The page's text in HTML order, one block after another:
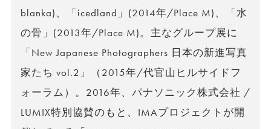
blanka)、「icedland」(2014年/Place M)、「水
の骨」(2013年/Place M)。主なグループ展に
「New Japanese Photographers 日本の新進写真
家たち vol.2」（2015年/代官山ヒルサイドフ
ォーラム）。2016年、パナソニック株式会社 /
LUMIX特別協賛のもと、IMAプロジェクトが開